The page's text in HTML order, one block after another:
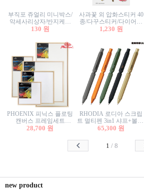
부직포 쥬얼리 미니박스/
악세사리상자/반지케이
스/반지상자/귀걸이상자/
130 원
사과꽃 외 압화스티커 40
종/다꾸스티커/다이어리
꾸미기/꽃스티커/자연물
1,230 원
PHOENIX 피닉스 플로팅
캔버스 프레임세트
50x50cm/액자캔버스/인테
28,700 원
RHODIA 로디아 스크립
트 멀티펜 3in1 샤프+볼펜/
무광택 알루미늄 육각배
65,300 원
1 / 8
new product